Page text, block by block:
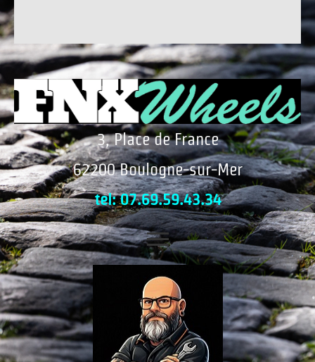
3, Place de France
62200 Boulogne-sur-Mer
tel: 07.69.59.43.34